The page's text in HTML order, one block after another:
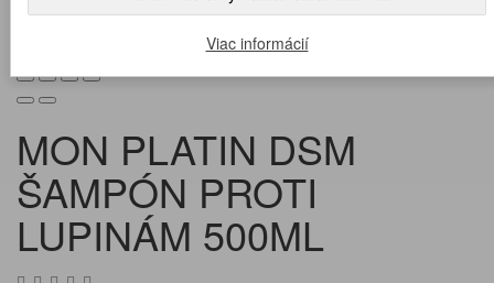
MON PLATIN DSM
ŠAMPÓN PROTI
LUPINÁM 500ML
Viac informácií